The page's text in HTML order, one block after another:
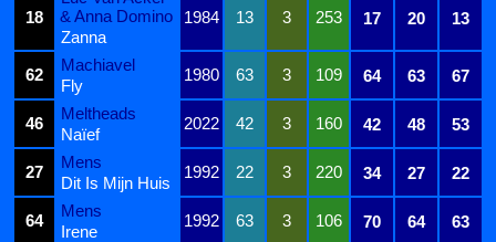
18
& Anna Domino
1984 13 3 253 17 20
13
Zanna
62
Machiavel
1980 63 3 109 64 63 67
Fly
46
Meltheads
2022 42 3 160 42 48 53
Naïef
27
Mens
1992 22 3 220 34 27 22
Dit Is Mijn Huis
64
Mens
1992 63 3 106 70 64 63
Irene